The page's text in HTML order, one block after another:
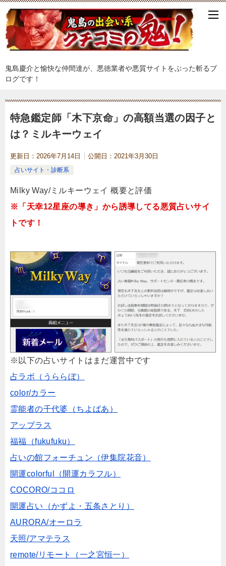
鬼島慶介と愉快な仲間達が、悪徳業者や悪質サイトをぶった斬るブ
ログです！
特急鑑定師「木下京命」の高額当選の因子と
は？ミルキーウェイ
更新日： 2026年7月14日 公開日： 2021年3月30日
占いサイト・診断系
Milky Way/ミルキーウェイ 概要と評価
※「天幸12星座の導き」から誘導してる悪質占いサイ
トです！
※以下の占いサイトはまだ運営中です
占ラボ（うららぼ）
color/カラー
霊能者の千代婆（ちよばあ）
アップラス
福福（fukufuku）
占いの館フォーチュン（伊集院花音）
開運colorful（開運カラフル）
COCORO/ココロ
開運占い（かずよ・五条さとり）
AURORA/オーロラ
天照/アマテラス
remote/リモート（一之宮恒一）